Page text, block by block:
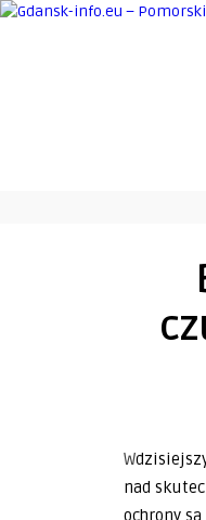
W dzisiejszych czasach, gdy bezpieczeństwo domowe staje się coraz ważniejsze, warto zastanowić się
nad
ochrony